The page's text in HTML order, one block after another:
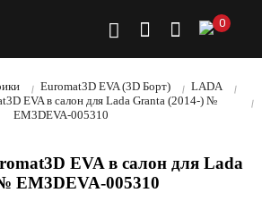
0
Euromat3D EVA (3D Борт)
LADA
EVA в салон для Lada Granta (2014-) №
EM3DEVA-005310
EVA в салон для Lada
EM3DEVA-005310